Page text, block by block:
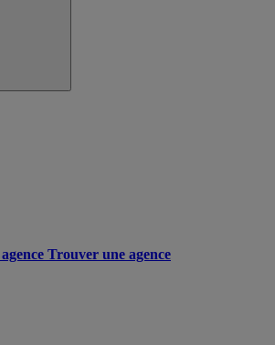
Trouver une agence